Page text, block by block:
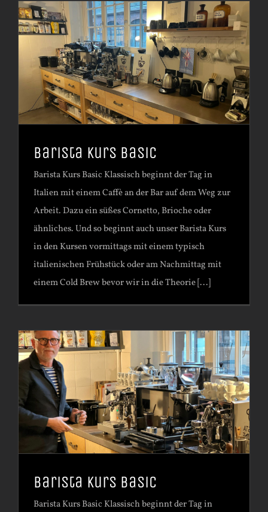
Barista Kurs Basic
Barista Kurs Basic Klassisch beginnt der Tag in
Italien mit einem Caffè an der Bar auf dem Weg zur
Arbeit. Dazu ein süßes Cornetto, Brioche oder
ähnliches. Und so beginnt auch unser Barista Kurs
in den Kursen vormittags mit einem typisch
italienischen Frühstück oder am Nachmittag mit
einem Cold Brew bevor wir in die Theorie [...]
Barista Kurs Basic
Barista Kurs Basic Klassisch beginnt der Tag in